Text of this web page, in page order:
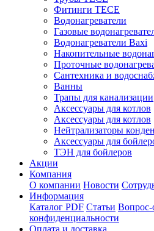
Фитинги TECE
Водонагреватели
Газовые
Водонагреватели Baxi
Накопительные
Проточные
Сантехника и
Ванны
Трапы для канализации
Аксессуары для котлов
Аксессуары для котлов
Нейтрализаторы
Аксессуары для
ТЭН для бойлеров
Акции
Компания
О компании Новости
Информация
Каталог PDF Статьи Вопрос-
конфиденциальности
Оплата и доставка